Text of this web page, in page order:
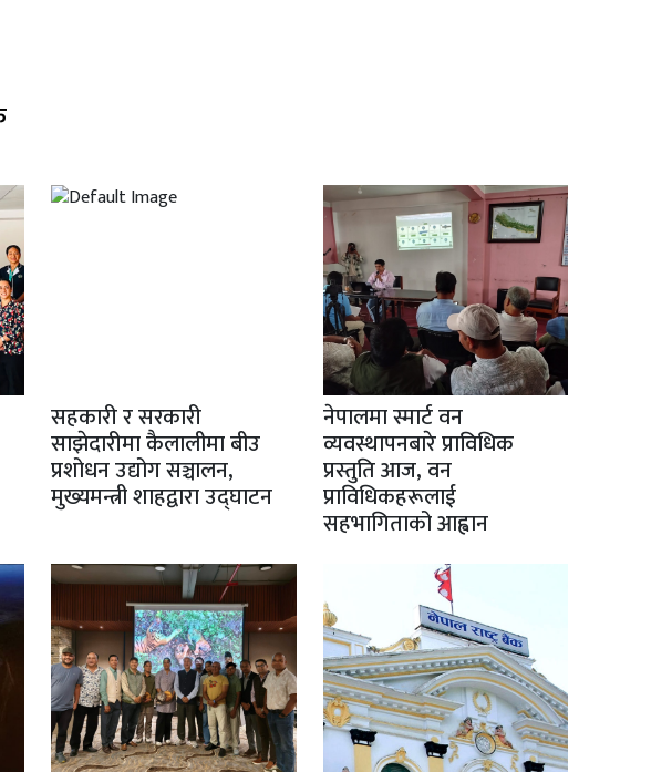
सहकारी र सरकारी
साझेदारीमा कैलालीमा बीउ
प्रशोधन उद्योग सञ्चालन,
मुख्यमन्त्री शाहद्वारा उद्घाटन
नेपालमा स्मार्ट वन
व्यवस्थापनबारे प्राविधिक
प्रस्तुति आज, वन
प्राविधिकहरूलाई
सहभागिताको आह्वान